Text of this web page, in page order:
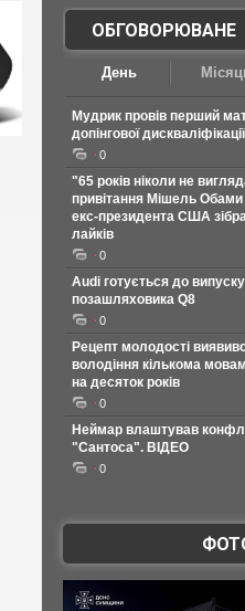
ОБГОВОРЮВАНЕ
День
Мудрик провів перший
допінгової
0
"65 років ніколи не
привітання Мішель
екс-президента США
лайків
0
Audi готується до
позашляховика Q8
0
Рецепт молодості
володіння кількома
на десяток років
0
Неймар влаштував
"Сантоса". ВІДЕО
0